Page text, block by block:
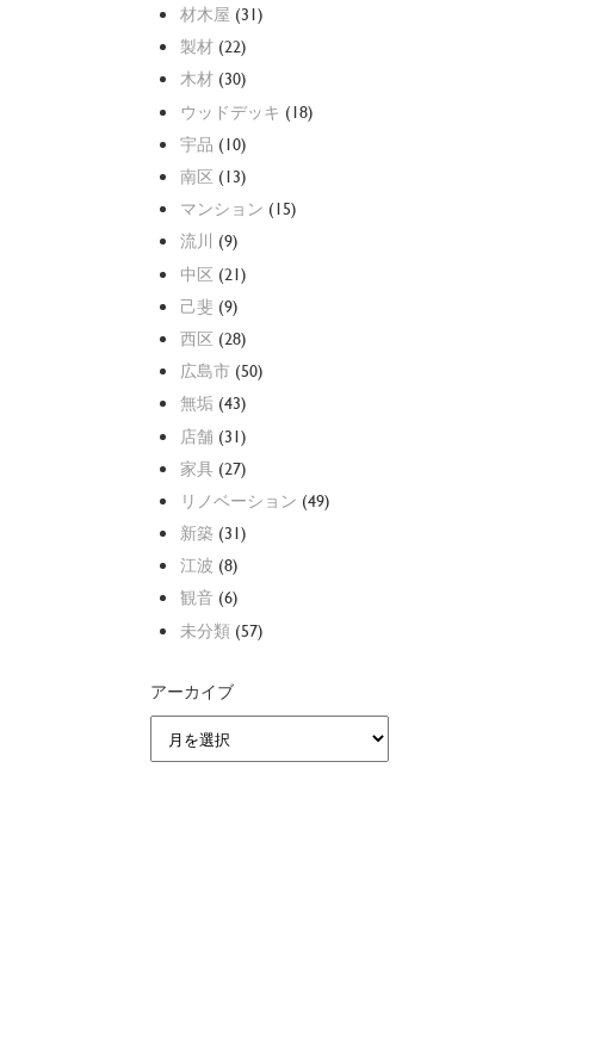
材木屋 (31)
製材 (22)
木材 (30)
ウッドデッキ (18)
宇品 (10)
南区 (13)
マンション (15)
流川 (9)
中区 (21)
己斐 (9)
西区 (28)
広島市 (50)
無垢 (43)
店舗 (31)
家具 (27)
リノベーション (49)
新築 (31)
江波 (8)
観音 (6)
未分類 (57)
アーカイブ